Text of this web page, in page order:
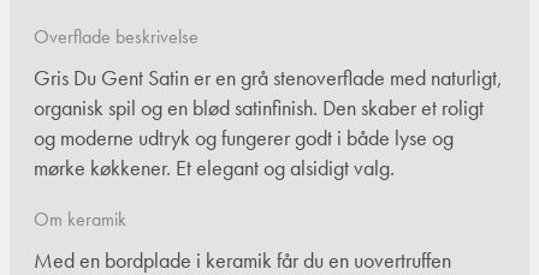
Overflade beskrivelse
Gris Du Gent Satin er en grå stenoverflade med naturligt,
organisk spil og en blød satinfinish. Den skaber et roligt
og moderne udtryk og fungerer godt i både lyse og
mørke køkkener. Et elegant og alsidigt valg.
Om keramik
Med en bordplade i keramik får du en uovertruffen